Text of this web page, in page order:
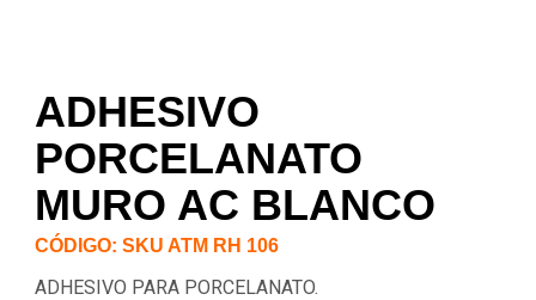
ADHESIVO
PORCELANATO
MURO AC BLANCO
CÓDIGO: SKU ATM RH 106
ADHESIVO PARA PORCELANATO.